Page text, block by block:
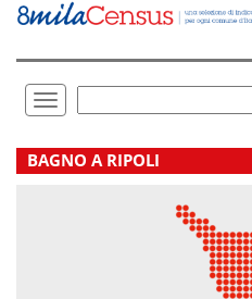
Vai
direttamente
Toggle
navigation
.
BAGNO A RIPOLI